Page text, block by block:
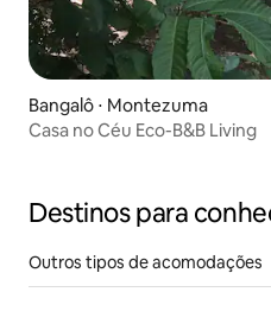
Bangalô ⋅ Montezuma
Casa no Céu Eco-B&B Living
Destinos para
Outros tipos de acomodações